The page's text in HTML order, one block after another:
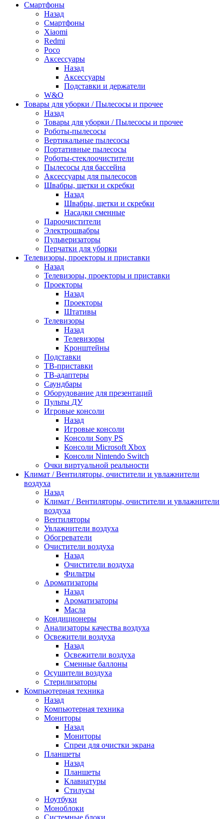
Смартфоны
Назад
Смартфоны
Xiaomi
Redmi
Poco
Аксессуары
Назад
Аксессуары
Подставки и держатели
W&O
Товары для уборки / Пылесосы и прочее
Назад
Товары для уборки / Пылесосы и прочее
Роботы-пылесосы
Вертикальные пылесосы
Портативные пылесосы
Роботы-стеклоочистители
Пылесосы для бассейна
Аксессуары для пылесосов
Швабры, щетки и скребки
Назад
Швабры, щетки и скребки
Насадки сменные
Пароочистители
Электрошвабры
Пульверизаторы
Перчатки для уборки
Телевизоры, проекторы и приставки
Назад
Телевизоры, проекторы и приставки
Проекторы
Назад
Проекторы
Штативы
Телевизоры
Назад
Телевизоры
Кронштейны
Подставки
ТВ-приставки
ТВ-адаптеры
Саундбары
Оборудование для презентаций
Пульты ДУ
Игровые консоли
Назад
Игровые консоли
Консоли Sony PS
Консоли Microsoft Xbox
Консоли Nintendo Switch
Очки виртуальной реальности
Климат / Вентиляторы, очистители и увлажнители
воздуха
Назад
Климат / Вентиляторы, очистители и увлажнители
воздуха
Вентиляторы
Увлажнители воздуха
Обогреватели
Очистители воздуха
Назад
Очистители воздуха
Фильтры
Ароматизаторы
Назад
Ароматизаторы
Масла
Кондиционеры
Анализаторы качества воздуха
Освежители воздуха
Назад
Освежители воздуха
Сменные баллоны
Осушители воздуха
Стерилизаторы
Компьютерная техника
Назад
Компьютерная техника
Мониторы
Назад
Мониторы
Спреи для очистки экрана
Планшеты
Назад
Планшеты
Клавиатуры
Стилусы
Ноутбуки
Моноблоки
Системные блоки